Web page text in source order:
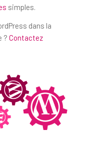
simples.
dans la
? Contactez